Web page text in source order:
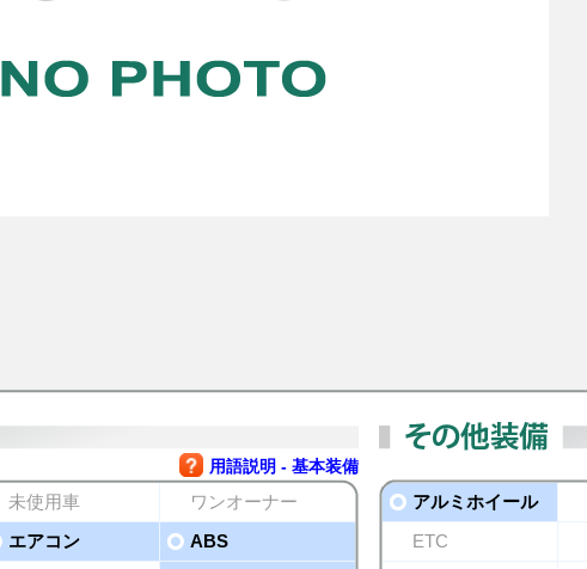
用語説明 - 基本装備
未使用車
ワンオーナー
エアコン
ABS
アルミホイール
ETC